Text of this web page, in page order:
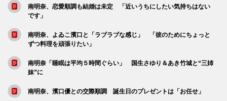
南明奈、恋愛順調も結婚は未定 「近いうちにしたい気持ちはない
です」
南明奈、よゐこ濱口と「ラブラブな感じ」 「彼のためにちょっと
ずつ料理を頑張りたい」
南明奈「睡眠は平均５時間ぐらい」 国生さゆり＆あき竹城と“三姉
妹”に
南明奈、濱口優との交際順調 誕生日のプレゼントは「お任せ」